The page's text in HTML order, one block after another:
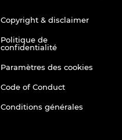
Copyright & disclaimer
Politique de
confidentialité
Paramètres des cookies
Code of Conduct
Conditions générales